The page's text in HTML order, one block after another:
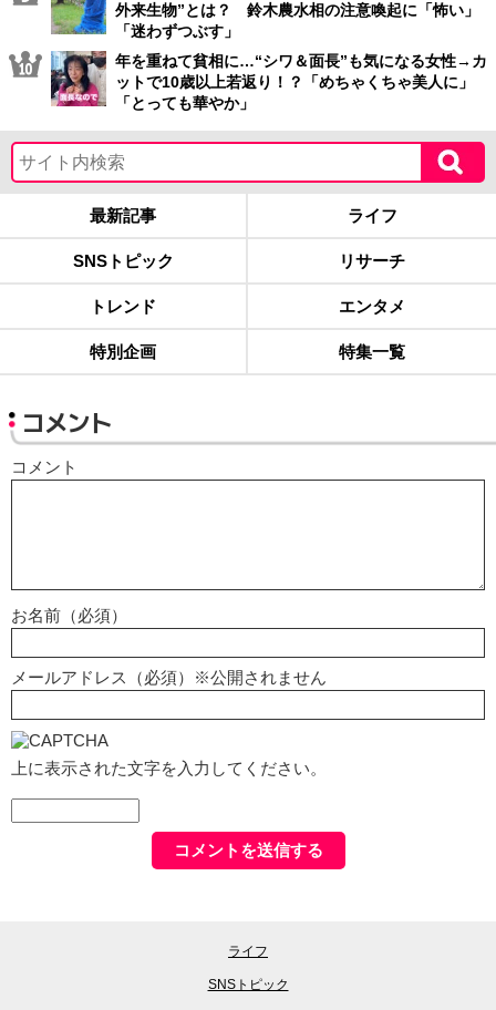
外来生物”とは？ 鈴木農水相の注意喚起に「怖い」
「迷わずつぶす」
年を重ねて貧相に…“シワ＆面長”も気になる女性→カ
ットで10歳以上若返り！？「めちゃくちゃ美人に」
「とっても華やか」
最新記事 ライフ
SNSトピック リサーチ
トレンド エンタメ
特別企画 特集一覧
コメント
コメント
お名前（必須）
メールアドレス（必須）※公開されません
上に表示された文字を入力してください。
ライフ
SNSトピック